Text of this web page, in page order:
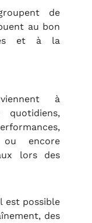
de
au bon
et à la
à
ou encore
lors des
est possible
des